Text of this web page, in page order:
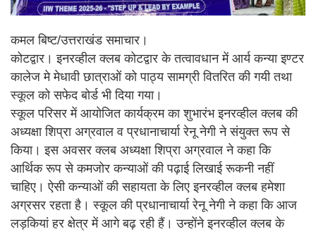
कमल बिष्ट/उत्तराखंड समाचार।
कोटद्वार। इनरव्हील क्लब कोटद्वार के तत्वावधान में आर्य कन्या इण्टर
कालेज मे मेधावी छात्राओं को पाठ्य सामग्री वितरित की गयी तथा
स्कूल को सफेद बोर्ड भी दिया गया।
स्कूल परिसर में आयोजित कार्यक्रम का शुभारंभ इनरव्हील क्लब की
अध्यक्षा शिप्रा अग्रवाल व प्रधानाचार्या रेनू नेगी ने संयुक्त रूप से
किया। इस अवसर क्लब अध्यक्षा शिप्रा अग्रवाल ने कहा कि
आर्थिक रूप से कमजोर कन्याओं की पढ़ाई लिखाई रूकनी नहीं
चाहिए। ऐसी कन्याओं की सहायता के लिए इनरव्हील क्लब हमेशा
अग्रसर रहता है। स्कूल की प्रधानाचार्या रेनू नेगी ने कहा कि आज
लड़कियां हर क्षेत्र में आगे बढ़ रही हैं। उन्होंने इनरव्हील क्लब के